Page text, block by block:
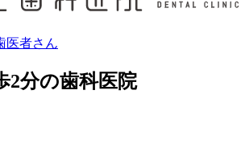
医者さん
2分の歯科医院